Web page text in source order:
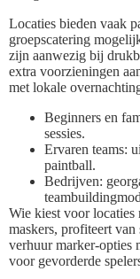
Locaties bieden vaak
groepscatering
zijn aanwezig bij
extra voorzieningen
met lokale
Beginners en
sessies.
Ervaren teams:
paintball.
Bedrijven:
Wie kiest voor locaties
maskers, profiteert
verhuur marker-opties
voor gevorderde